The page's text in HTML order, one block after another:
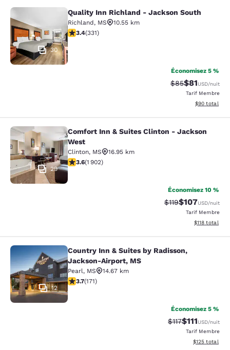
Quality Inn Richland - Jackson
30
Quality Inn Richland - Jackson South
Richland, MS
10.55 km
3.4 étoiles. Bien. 331 commentaires
3.4(331)
Économisez 5 %
Tarif barré :
$85Tarif réduit :
$81USD/nuit
Tarif Membre
Afficher les
$90 total
Comfort Inn & Suites Clinton -
29
Comfort Inn & Suites Clinton - Jackson
West
Clinton, MS
16.95 km
3.58 étoiles. Bien. 1902 commentaires
3.6(1 902)
Économisez 10 %
Tarif barré :
$119Tarif réduit :
$107USD/nuit
Tarif Membre
Afficher les
$118 total
Country Inn & Suites by Radisson,
12
Country Inn & Suites by Radisson,
Jackson-Airport, MS
Pearl, MS
14.67 km
3.68 étoiles. Bien. 171 commentaires
3.7(171)
Économisez 5 %
Tarif barré :
$117Tarif réduit :
$111USD/nuit
Tarif Membre
Afficher les
$125 total